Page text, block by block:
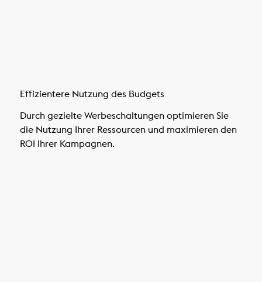
Effizientere Nutzung des Budgets
Durch gezielte Werbeschaltungen optimieren Sie
die Nutzung Ihrer Ressourcen und maximieren den
ROI Ihrer Kampagnen.